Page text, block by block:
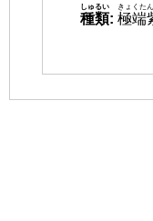
種類
しゅるい
: 極端
きょくた